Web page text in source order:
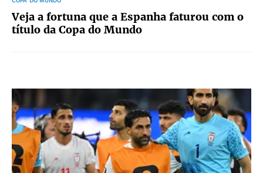
Veja a fortuna que a Espanha faturou com o
título da Copa do Mundo